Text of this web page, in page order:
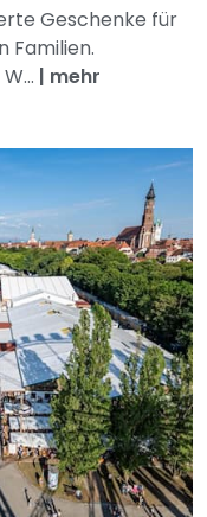
Geschenke für
Familien.
| mehr